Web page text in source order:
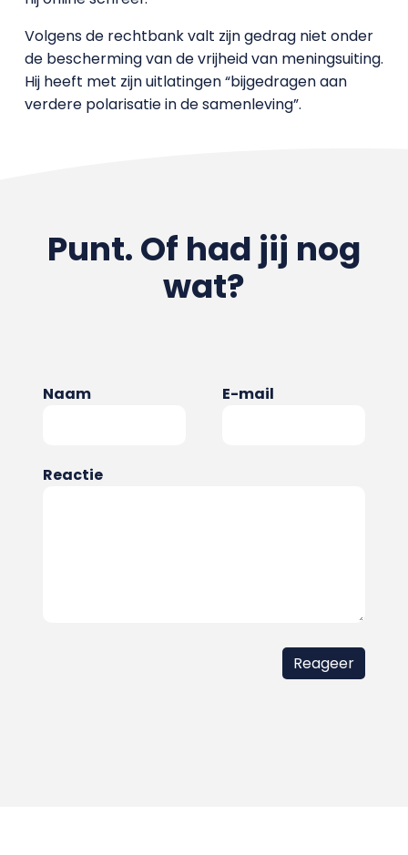
Volgens de rechtbank valt zijn gedrag niet onder
de bescherming van de vrijheid van meningsuiting.
Hij heeft met zijn uitlatingen “bijgedragen aan
verdere polarisatie in de samenleving”.
Punt. Of had jij nog
wat?
Naam E-mail
Reactie